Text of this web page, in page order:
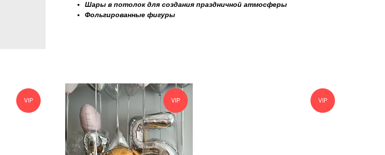
Шары в потолок для создания праздничной атмосферы
Фольгированные фигуры
VIP VIP VIP